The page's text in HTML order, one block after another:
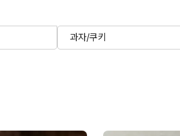
과자/쿠키